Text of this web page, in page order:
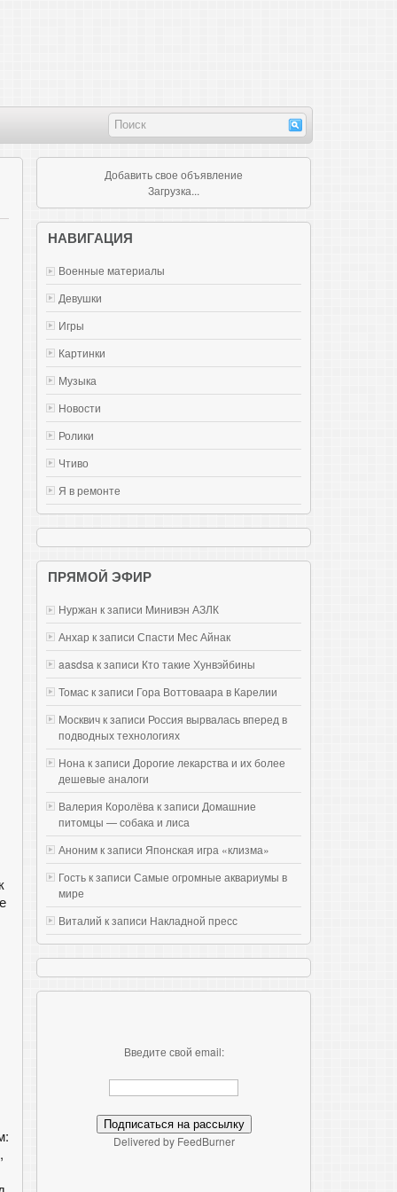
Добавить свое объявление
Загрузка...
НАВИГАЦИЯ
Военные материалы
Девушки
Игры
Картинки
Музыка
Новости
Ролики
Чтиво
Я в ремонте
ПРЯМОЙ ЭФИР
Нуржан к записи Mинивэн АЗЛК
Анхар к записи Спасти Мес Айнак
aasdsa к записи Кто такие Хунвэйбины
Томас к записи Гора Воттоваара в Карелии
Москвич к записи Россия вырвалась вперед в
подводных технологиях
Нона к записи Дорогие лекарства и их более
дешевые аналоги
Валерия Королёва к записи Домашние
питомцы — собака и лиса
Аноним к записи Японская игра «клизма»
Гость к записи Самые огромные аквариумы в
мире
Виталий к записи Накладной пресс
Введите свой email:
Delivered by FeedBurner